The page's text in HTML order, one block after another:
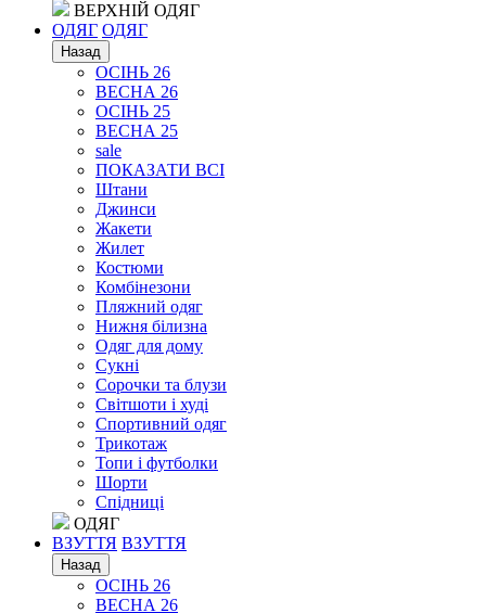
ВЕРХНІЙ ОДЯГ
ОДЯГ ОДЯГ
Назад
ОСІНЬ 26
ВЕСНА 26
ОСІНЬ 25
ВЕСНА 25
sale
ПОКАЗАТИ ВСІ
Штани
Джинси
Жакети
Жилет
Костюми
Комбінезони
Пляжний одяг
Нижня білизна
Одяг для дому
Сукні
Сорочки та блузи
Світшоти і худі
Спортивний одяг
Трикотаж
Топи і футболки
Шорти
Спідниці
ОДЯГ
ВЗУТТЯ ВЗУТТЯ
Назад
ОСІНЬ 26
ВЕСНА 26